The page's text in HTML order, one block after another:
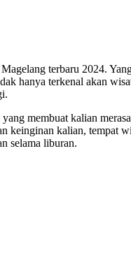
terbaru 2024.
hanya terkenal akan
membuat kalian merasa
keinginan kalian, tempat
selama liburan.